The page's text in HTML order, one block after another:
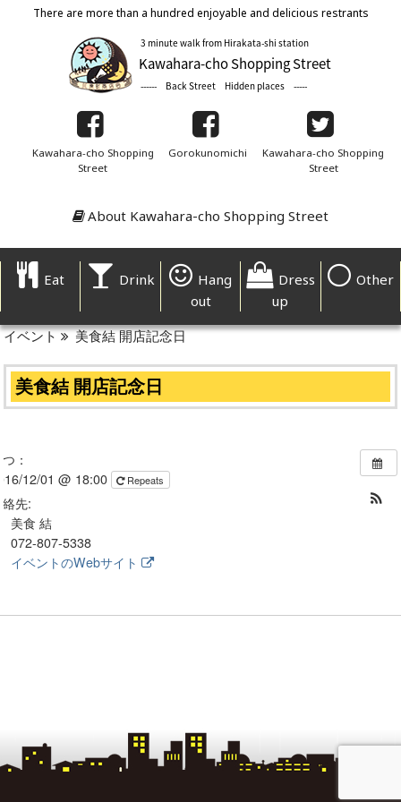
There are more than a hundred enjoyable and delicious restrants
Kawahara-cho Shopping
Street
Gorokunomichi
Kawahara-cho Shopping
Street
About Kawahara-cho Shopping Street
Eat Drink
Hang
out
Dress
up
Other
イベント 美食結 開店記念日
美食結 開店記念日
：
12/01 @ 18:00
Repeats
先:
美食 結
072-807-5338
イベントのWebサイト